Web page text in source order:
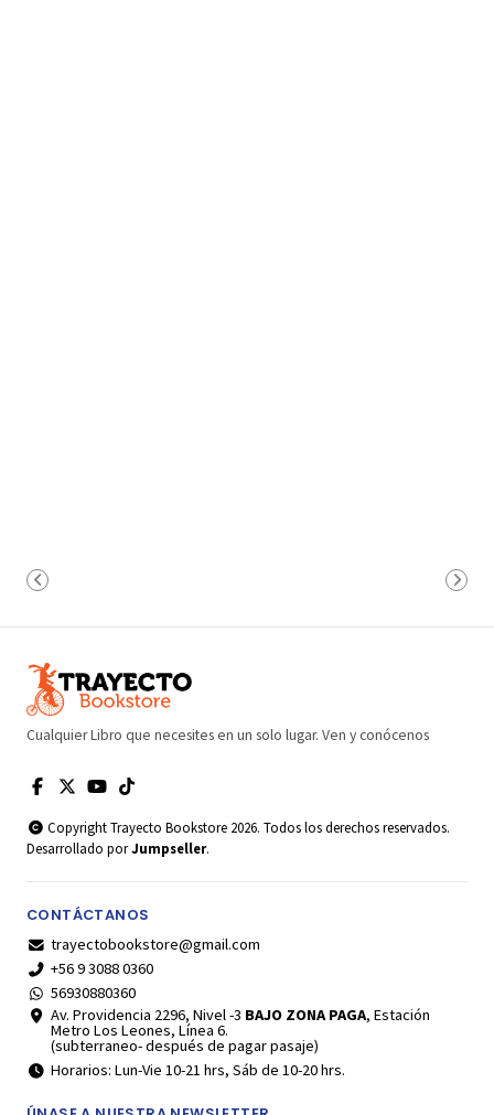
Cualquier Libro que necesites en un solo lugar. Ven y conócenos
Copyright Trayecto Bookstore 2026. Todos los derechos reservados.
Desarrollado porJumpseller.
CONTÁCTANOS
trayectobookstore@gmail.com
+56 9 3088 0360
56930880360
Av. Providencia 2296, Nivel -3 BAJO ZONA PAGA, Estación
Metro Los Leones, Línea 6.
(subterraneo- después de pagar pasaje)
Horarios: Lun-Vie 10-21 hrs, Sáb de 10-20 hrs.